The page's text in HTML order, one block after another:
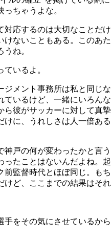
ちゃうよな。
対応するのは大切なことだけ
けないこともある。このあた
ね。
いるよ。
ジメント事務所は私と同じな
ているけど、一緒にいろんな
ら彼がサッカーに対して真摯
けに、うれしさは人一倍ある
戸の何が変わったかと言う
ったことはないんだよね。起
前監督時代とほぼ同じ。もち
けど、ここまでの結果はそれ
手をその気にさせているから